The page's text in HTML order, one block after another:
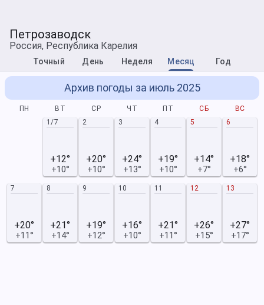
Петрозаводск
Россия, Республика Карелия
Точный День Неделя Месяц Год
Архив погоды за июль 2025
ПН ВТ СР ЧТ ПТ СБ
ВС
1/7
+12°
+10°
2
+20°
+10°
3
+24°
+13°
4
+19°
+10°
5
+14°
+7°
6
+18°
+6°
7
+20°
+11°
8
+21°
+14°
9
+19°
+12°
10
+16°
+10°
11
+21°
+11°
12
+26°
+15°
13
+27°
+17°